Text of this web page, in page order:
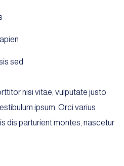
sed
nisi vitae, vulputate justo.
ipsum. Orci varius
dis parturient montes, nascetur